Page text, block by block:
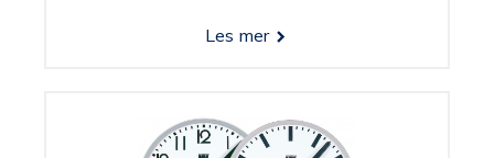
Les mer